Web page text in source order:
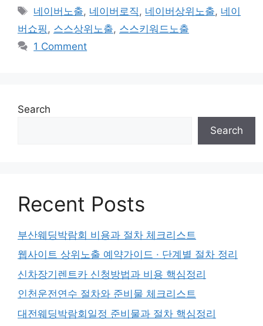
Tags
네이버노출, 네이버로직 , 네이버상위노출, 네이
버쇼핑 , 스스상위노출, 스스키워드노출
1 Comment
Search
Search
Recent Posts
부산웨딩박람회 비용과 절차 체크리스트
웹사이트 상위노출 예약가이드 · 단계별 절차 정리
신차장기렌트카 신청방법과 비용 핵심정리
인천운전연수 절차와 준비물 체크리스트
대전웨딩박람회일정 준비물과 절차 핵심정리